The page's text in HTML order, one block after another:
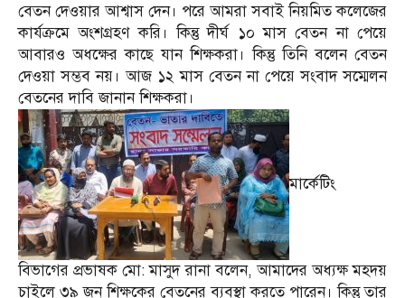
বেতন দেওয়ার আশ্বাস দেন। পরে আমরা সবাই নিয়মিত কলেজের
কার্যক্রমে অংশগ্রহণ করি। কিন্তু দীর্ঘ ১০ মাস বেতন না পেয়ে
আবারও অধক্ষের কাছে যান শিক্ষকরা। কিন্তু তিনি বলেন বেতন
দেওয়া সম্ভব নয়। আজ ১২ মাস বেতন না পেয়ে সংবাদ সম্মেলন
বেতনের দাবি জানান শিক্ষকরা।
মার্কেটিং
বিভাগের প্রভাষক মো: মাসুদ রানা বলেন, আমাদের অধ্যক্ষ মহদয়
চাইলে ৩৯ জন শিক্ষকের বেতনের ব্যবস্থা করতে পারেন। কিন্তু তার